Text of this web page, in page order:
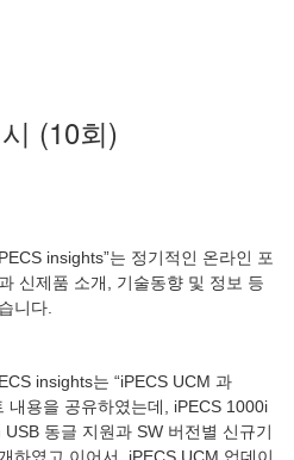
(10회)
insights”는 정기적인 온라인 포
신제품 소개, 기술동향 및 정보 등
니다.
insights는 “iPECS UCM 과
내용을 공유하였는데, iPECS 1000i
동글 지원과 SW 버전별 신규기